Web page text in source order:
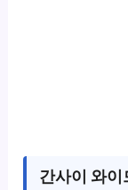
간사이 와이